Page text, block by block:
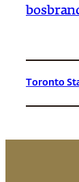
Toronto